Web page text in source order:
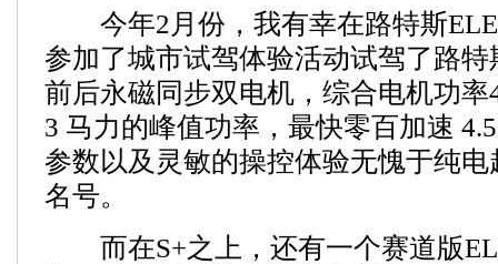
今年2月份，我有幸在路特斯
参加了城市试驾体验活动试驾了路特
前后永磁同步双电机，综合电机功率
3 马力的峰值功率，最快零百加速
参数以及灵敏的操控体验无愧于纯电
名号。
而在S+之上，还有一个赛道版